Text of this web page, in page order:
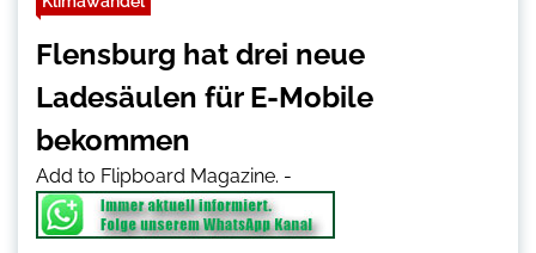
Flensburg hat drei neue
Ladesäulen für E-Mobile
bekommen
Add to Flipboard Magazine. -